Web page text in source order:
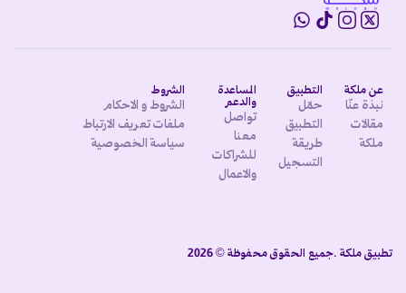
عن ملكة
نبذة عنّا
مقالات
ملكة
التطبيق
حمّل
التطبيق
طريقة
التسجيل
المساعدة
والدعم
تواصل
معنا
للشراكات
والاعمال
الشروط
الشروط و الاحكام
ملفات تعريف الارتباط
سياسة الخصوصية
تطبيق ملكة .جميع الحقوق محفوظة © 2026